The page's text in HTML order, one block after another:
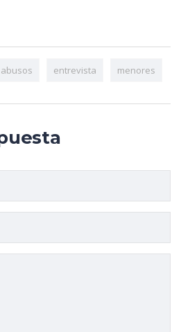
entrevista menores